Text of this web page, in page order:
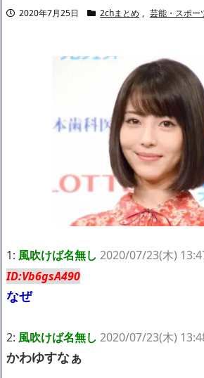
まう・・・
【数学】なんだよこの漫画www【注意】
【愕然】ワイ「豚バラ220gカリッカリに
たろww(2割3割減ったら御の字やろなあww)
果・・・・・・・・・・・・・・・・・・・
【悲報】ジェネリック医薬品、4割が承認
ことが発覚「衝撃的な数字だ」
【速報】楽天グループ、減損損失約160
【悲報】読売新聞、「避難所の自販機が
いうデマ記事をこっそり削除してしまう
SM風俗嬢ワイ、なんでも答えるが質問あ
Powered by livedoor 相互RSS
不器用な二人が辿り着いた、切なく温か
人気ユーチューバーさん、動画内にヤバ
バレて騒然ｗｗｗｗｗ
整形してはいけないみたいな風潮、冷静
NEW!
なぁ、永久機関ってなんで絶対に作れな
【悲報】 有吉、一般人に「ド正論」を叩
ｗｗｗNEW!
2020年7月25日 2chまとめ , 芸能・スポー
1: 風吹けば名無し 2020/07/23(木)
ID:Vb6gsA490
なぜ
2: 風吹けば名無し 2020/07/23(木)
かわゆすなぁ